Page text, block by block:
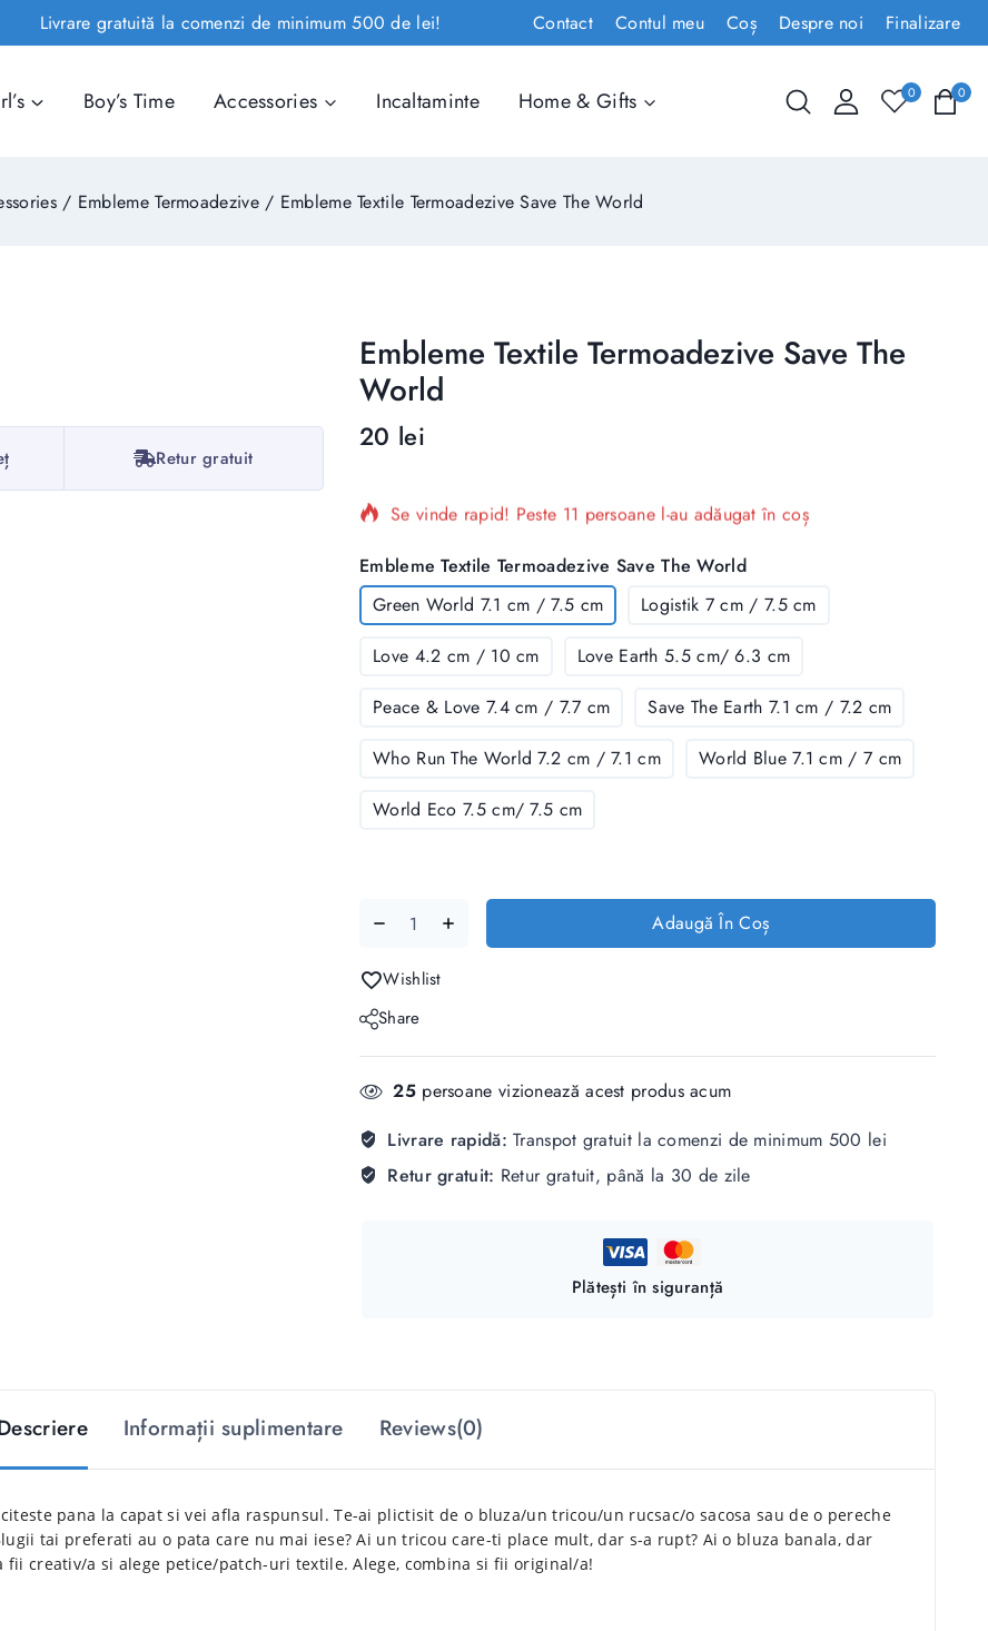
Livrare gratuită la comenzi de minimum 500 de lei! Contact Contul meu Coș Despre noi Finalizare
Boy’s Time Accessories Incaltaminte Home & Gifts 0 0
/ Embleme Termoadezive / Embleme Textile Termoadezive Save The World
Retur gratuit
Embleme Textile Termoadezive Save The
World
20 lei
12 produse vândute în ultimele 7 ore
Se vinde rapid! Peste 11 persoane l-au adăugat în coș
Embleme Textile Termoadezive Save The World
Green World 7.1 cm / 7.5 cm
Logistik 7 cm / 7.5 cm
Love 4.2 cm / 10 cm
Love Earth 5.5 cm/ 6.3 cm
Peace & Love 7.4 cm / 7.7 cm
Save The Earth 7.1 cm / 7.2 cm
Who Run The World 7.2 cm / 7.1 cm
World Blue 7.1 cm / 7 cm
World Eco 7.5 cm/ 7.5 cm
Adaugă În Coș
Wishlist
Share
25persoane vizionează acest produs acum
Livrare rapidă:Transpot gratuit la comenzi de minimum 500 lei
Retur gratuit: Retur gratuit, până la 30 de zile
Plătești în siguranță
Informații suplimentare Reviews(0)
pana la capat si vei afla raspunsul. Te-ai plictisit de o bluza/un tricou/un rucsac/o sacosa sau de o pereche
tai preferati au o pata care nu mai iese? Ai un tricou care-ti place mult, dar s-a rupt? Ai o bluza banala, dar
fii creativ/a si alege petice/patch-uri textile. Alege, combina si fii original/a!